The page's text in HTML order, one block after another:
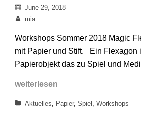
Posted
on
June 29, 2018
By
mia
Workshops Sommer 2018 Magic
mit Papier und Stift. Ein Flexagon
Papierobjekt das zu Spiel und
weiterlesen
2018
Categories
Aktuelles Papier, Spiel Workshops